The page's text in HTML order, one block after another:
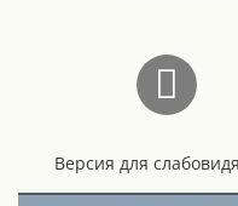
Версия для